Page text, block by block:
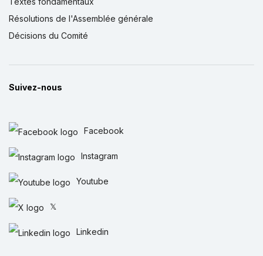
Résolutions de l'Assemblée générale
Décisions du Comité
Suivez-nous
Facebook
Instagram
Youtube
𝕏
Linkedin